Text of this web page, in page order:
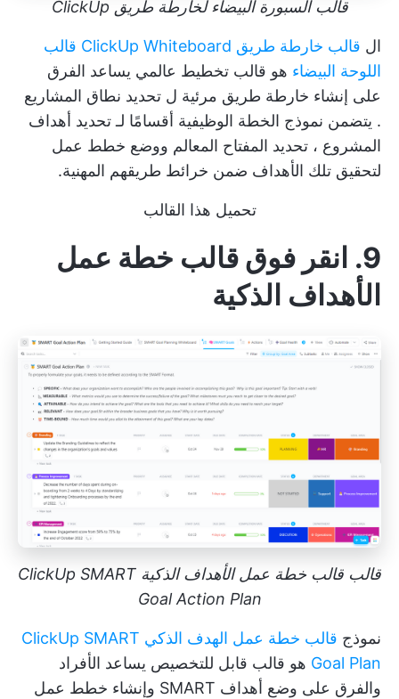
قالب السبورة البيضاء لخارطة طريق ClickUp
ال
قالب خارطة طريق ClickUp Whiteboard قالب
اللوحة البيضاء هو قالب تخطيط عالمي يساعد الفرق
على إنشاء خارطة طريق مرئية ل تحديد نطاق المشاريع
. يتضمن نموذج الخطة الوظيفية أقسامًا لـ تحديد أهداف
المشروع ، تحديد المفتاح المعالم ووضع خطط عمل
لتحقيق تلك الأهداف ضمن خرائط طريقهم المهنية.
تحميل هذا القالب
9. انقر فوق قالب خطة عمل
الأهداف الذكية
قالب قالب خطة عمل الأهداف الذكية ClickUp SMART
Goal Action Plan
نموذج
قالب خطة عمل الهدف الذكي ClickUp SMART
Goal Plan هو قالب قابل للتخصيص يساعد الأفراد
والفرق على وضع أهداف SMART وإنشاء خطط عمل